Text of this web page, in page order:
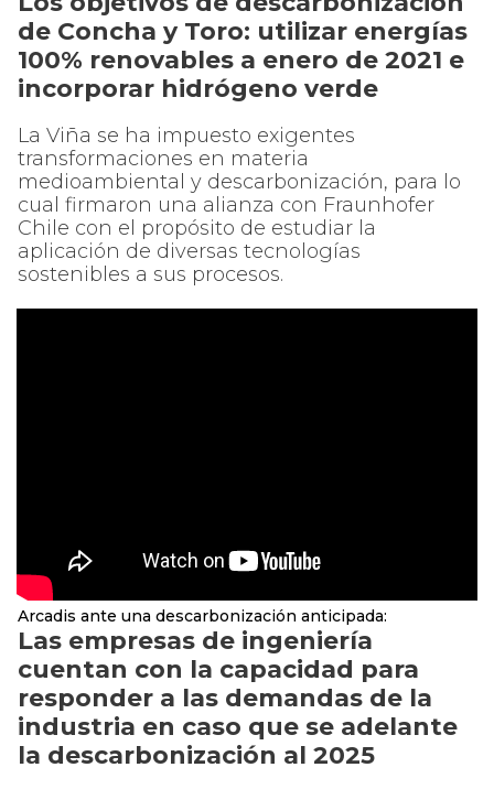
de Concha y Toro: utilizar energías
100% renovables a enero de 2021 e
incorporar hidrógeno verde
La Viña se ha impuesto exigentes
transformaciones en materia
medioambiental y descarbonización, para lo
cual firmaron una alianza con Fraunhofer
Chile con el propósito de estudiar la
aplicación de diversas tecnologías
sostenibles a sus procesos.
Arcadis ante una descarbonización anticipada:
Las empresas de ingeniería
cuentan con la capacidad para
responder a las demandas de la
industria en caso que se adelante
la descarbonización al 2025